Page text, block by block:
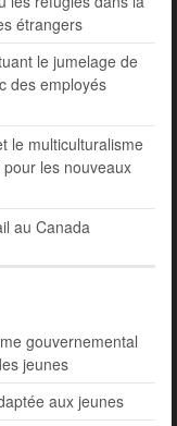
étrangers
le jumelage de
des employés
le multiculturalisme
les nouveaux
au Canada
gouvernemental
jeunes
aux jeunes